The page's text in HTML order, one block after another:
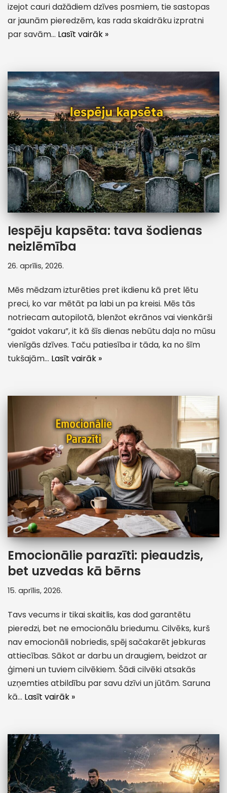
izejot cauri dažādiem dzīves posmiem, tie sastopas
ar jaunām pieredzēm, kas rada skaidrāku izpratni
par savām… Lasīt vairāk »
Iespēju kapsēta: tava šodienas
neizlēmība
26. aprīlis, 2026.
Mēs mēdzam izturēties pret ikdienu kā pret lētu
preci, ko var mētāt pa labi un pa kreisi. Mēs tās
notriecam autopilotā, blenžot ekrānos vai vienkārši
“gaidot vakaru”, it kā šīs dienas nebūtu daļa no mūsu
vienīgās dzīves. Taču patiesība ir tāda, ka no šīm
tukšajām… Lasīt vairāk »
Emocionālie parazīti: pieaudzis,
bet uzvedas kā bērns
15. aprīlis, 2026.
Tavs vecums ir tikai skaitlis, kas dod garantētu
pieredzi, bet ne emocionālu briedumu. Cilvēks, kurš
nav emocionāli nobriedis, spēj sačakarēt jebkuras
attiecības. Sākot ar darbu un draugiem, beidzot ar
ģimeni un tuviem cilvēkiem. Šādi cilvēki atsakās
uzņemties atbildību par savu dzīvi un jūtām. Saruna
kā… Lasīt vairāk »